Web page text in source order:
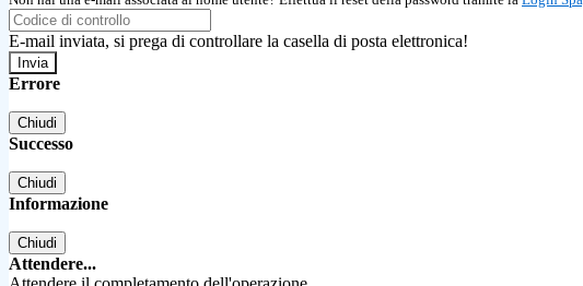
E-mail inviata, si prega di controllare la casella di posta elettronica!
Errore
Chiudi
Successo
Chiudi
Informazione
Chiudi
Attendere...